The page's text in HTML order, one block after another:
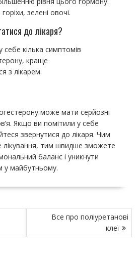
зелені овочі.
до лікаря?
кілька симптомів
краще
з лікарем.
може мати серйозні
Якщо ви помітили у себе
звернутися до лікаря. Чим
лікування, тим швидше зможете
баланс і уникнути
у майбутньому.
Все про поліуретанові
клеї